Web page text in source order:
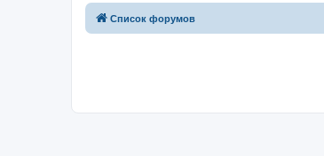
Список форумов